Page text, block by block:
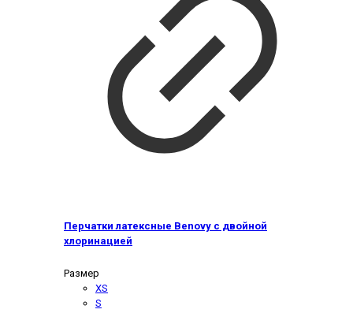
Перчатки латексные Benovy с двойной
хлоринацией
Размер
XS
S